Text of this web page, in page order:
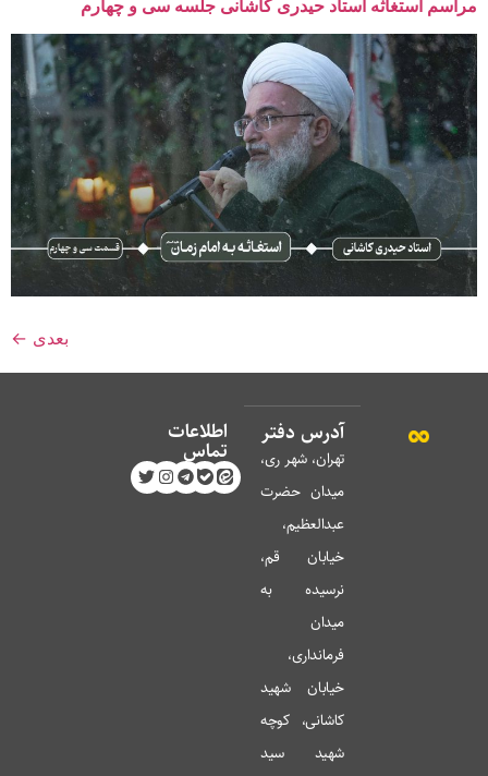
مراسم استغاثه استاد حیدری کاشانی جلسه سی و چهارم
بعدی ←
آدرس دفتر
تهران، شهر ری،
میدان حضرت
عبدالعظیم،
خیابان قم،
نرسیده به
میدان
فرمانداری،
خیابان شهید
کاشانی، کوچه
شهید سید
اطلاعات
تماس